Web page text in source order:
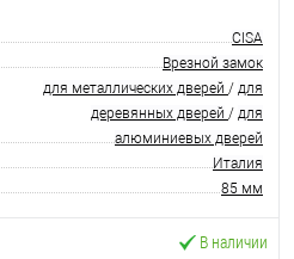
CISA
Врезной замок
для металлических дверей / для
деревянных дверей / для
алюминиевых дверей
Италия
85 мм
В наличии